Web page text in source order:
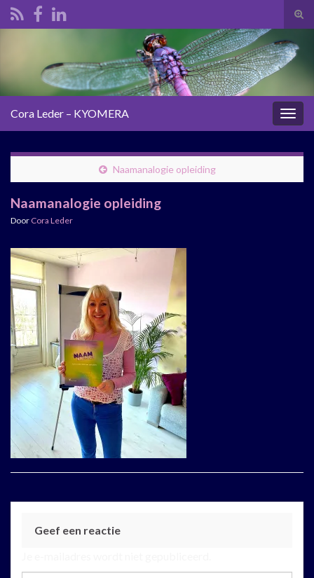
Cora Leder – KYOMERA
Naamanalogie opleiding
Naamanalogie opleiding
Door Cora Leder
Geef een reactie